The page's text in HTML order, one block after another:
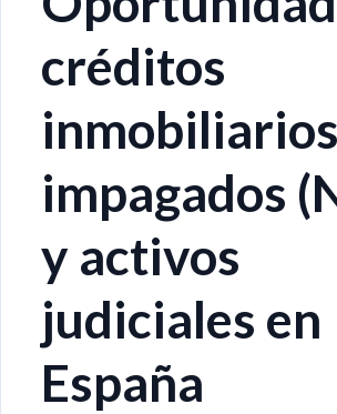
créditos
inmobiliarios
impagados
y activos
judiciales en
España